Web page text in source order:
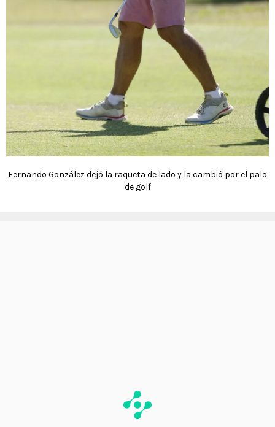
Fernando González dejó la raqueta de lado y la cambió por el palo
de golf